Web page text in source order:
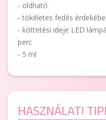
- oldható
- tökéletes fedés
- köttetési ideje LED
perc
- 5 ml
HASZNÁLATI